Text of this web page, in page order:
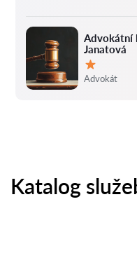
Advokátní
Janatová
Hodnocení:
Advokát
Katalog